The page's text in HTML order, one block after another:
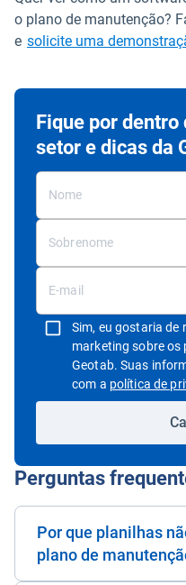
o plano de manutenção?
e solicite uma
Fique por dentro
setor e dicas da
Sim, eu gostaria de
marketing sobre os
Geotab. Suas
com a política de
Perguntas
Por que planilhas
plano de